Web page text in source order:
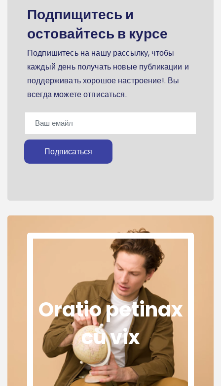
Подпищитесь и
остовайтесь в курсе
Подпишитесь на нашу рассылку, чтобы
каждый день получать новые публикации и
поддерживать хорошое настроение!. Вы
всегда можете отписаться.
Подписаться
Oratio petinax
cu vix